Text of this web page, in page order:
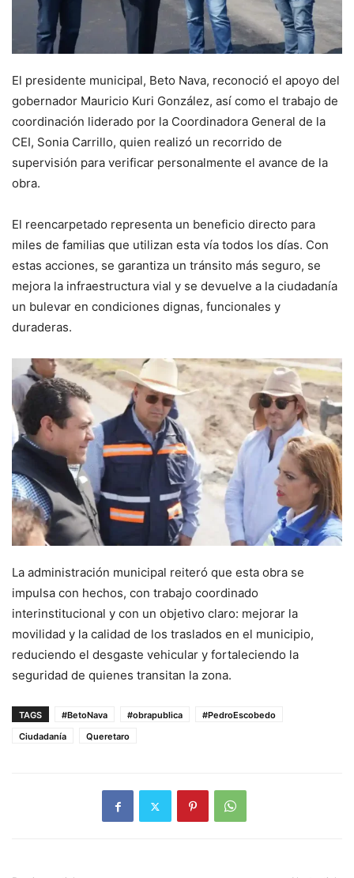
El presidente municipal, Beto Nava, reconoció el apoyo del
gobernador Mauricio Kuri González, así como el trabajo de
coordinación liderado por la Coordinadora General de la
CEI, Sonia Carrillo, quien realizó un recorrido de
supervisión para verificar personalmente el avance de la
obra.
El reencarpetado representa un beneficio directo para
miles de familias que utilizan esta vía todos los días. Con
estas acciones, se garantiza un tránsito más seguro, se
mejora la infraestructura vial y se devuelve a la ciudadanía
un bulevar en condiciones dignas, funcionales y
duraderas.
La administración municipal reiteró que esta obra se
impulsa con hechos, con trabajo coordinado
interinstitucional y con un objetivo claro: mejorar la
movilidad y la calidad de los traslados en el municipio,
reduciendo el desgaste vehicular y fortaleciendo la
seguridad de quienes transitan la zona.
TAGS #BetoNava #obrapublica
#PedroEscobedo
Ciudadanía
Queretaro